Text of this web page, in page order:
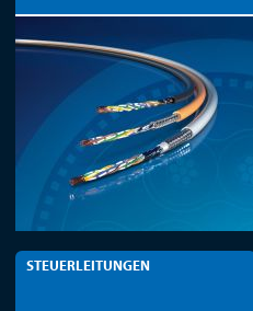
STEUERLEITUNGEN